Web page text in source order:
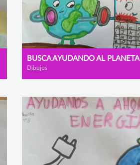
BUSCA AYUDANDO AL PLANETA
Dibujos